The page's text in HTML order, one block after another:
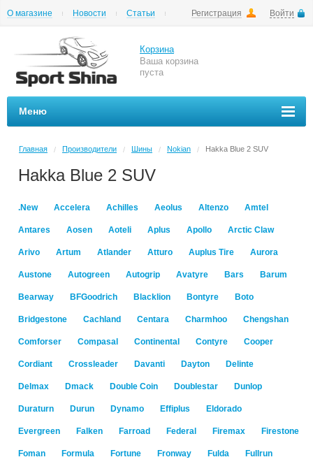
Регистрация Войти
О магазине Новости
Статьи
Корзина
Ваша корзина
пуста
Меню
Главная / Производители / Шины / Nokian / Hakka Blue 2 SUV
Hakka Blue 2 SUV
.New Accelera Achilles Aeolus Altenzo Amtel
Antares Aosen Aoteli Aplus Apollo Arctic Claw
Arivo Artum Atlander Atturo Auplus Tire Aurora
Austone Autogreen Autogrip Avatyre Bars Barum
Bearway BFGoodrich Blacklion Bontyre Boto
Bridgestone Cachland Centara Charmhoo Chengshan
Comforser Compasal Continental Contyre Cooper
Cordiant Crossleader Davanti Dayton Delinte
Delmax Dmack Double Coin Doublestar Dunlop
Duraturn Durun Dynamo Effiplus Eldorado
Evergreen Falken Farroad Federal Firemax Firestone
Foman Formula Fortune Fronway Fulda Fullrun